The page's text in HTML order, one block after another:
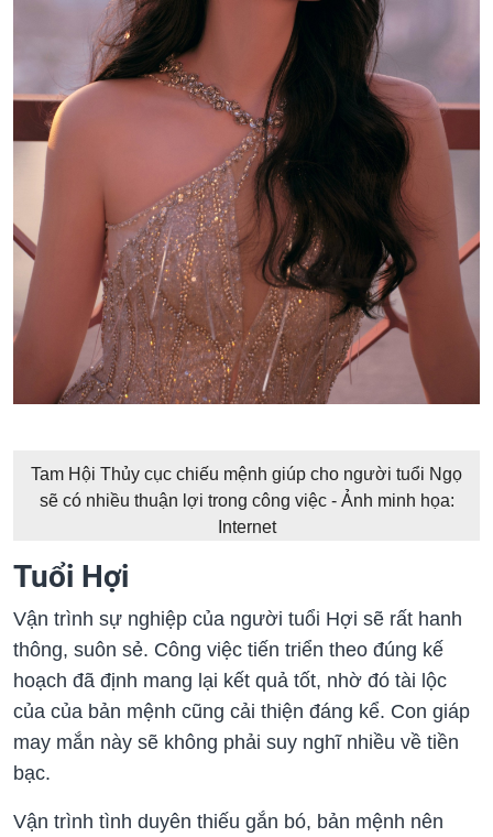
Tam Hội Thủy cục chiếu mệnh giúp cho người tuổi Ngọ
sẽ có nhiều thuận lợi trong công việc - Ảnh minh họa:
Internet
Tuổi Hợi
Vận trình sự nghiệp của người tuổi Hợi sẽ rất hanh
thông, suôn sẻ. Công việc tiến triển theo đúng kế
hoạch đã định mang lại kết quả tốt, nhờ đó tài lộc
của của bản mệnh cũng cải thiện đáng kể. Con giáp
may mắn này sẽ không phải suy nghĩ nhiều về tiền
bạc.
Vận trình tình duyên thiếu gắn bó, bản mệnh nên